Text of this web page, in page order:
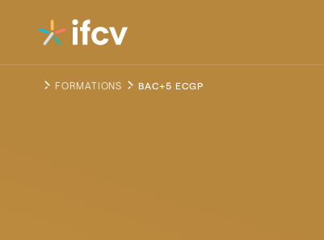
Navigation
FORMATIONS BAC+5 ECGP